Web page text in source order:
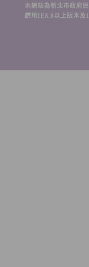
本網站為新北市政府
請用IE8.0以上版本